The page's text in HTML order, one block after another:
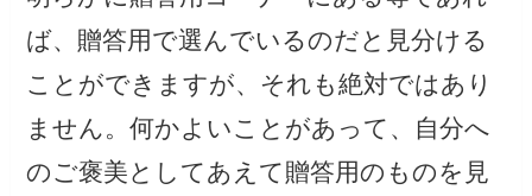
ば、贈答用で選んでいるのだと見分ける
ことができますが、それも絶対ではあり
ません。何かよいことがあって、自分へ
のご褒美としてあえて贈答用のものを見